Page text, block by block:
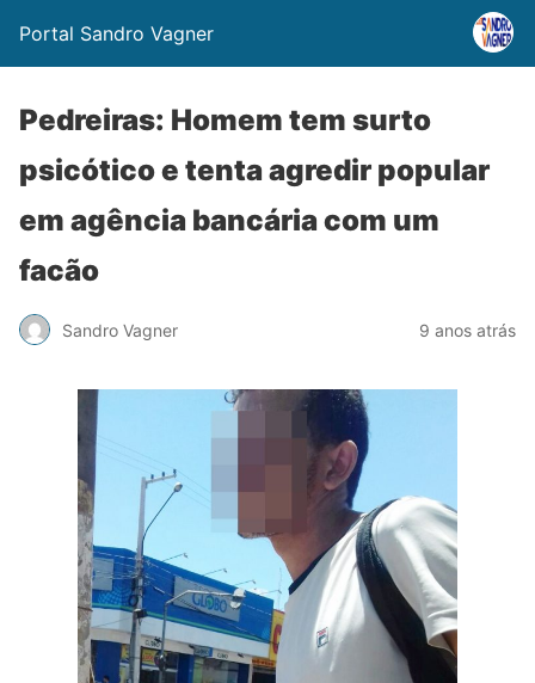
Portal Sandro Vagner
Pedreiras: Homem tem surto
psicótico e tenta agredir popular
em agência bancária com um
facão
Sandro Vagner 9 anos atrás